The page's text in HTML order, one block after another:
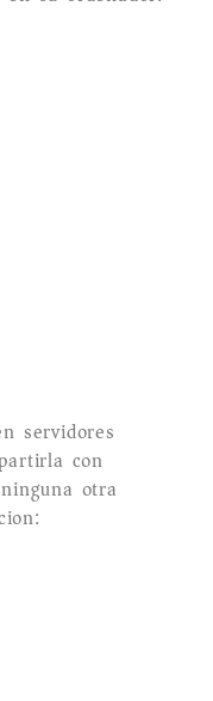
servidores
con
otra